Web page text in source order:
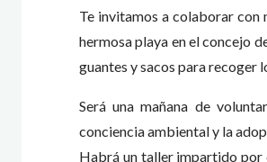
Te invitamos a colaborar con
hermosa playa en el concejo
guantes y sacos para recoger
Será una mañana de
conciencia ambiental y la
Habrá un taller impartido por